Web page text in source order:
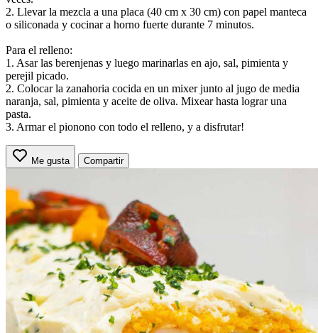
2. Llevar la mezcla a una placa (40 cm x 30 cm) con papel manteca
o siliconada y cocinar a horno fuerte durante 7 minutos.
Para el relleno:
1. Asar las berenjenas y luego marinarlas en ajo, sal, pimienta y
perejil picado.
2. Colocar la zanahoria cocida en un mixer junto al jugo de media
naranja, sal, pimienta y aceite de oliva. Mixear hasta lograr una
pasta.
3. Armar el pionono con todo el relleno, y a disfrutar!
Me gusta Compartir